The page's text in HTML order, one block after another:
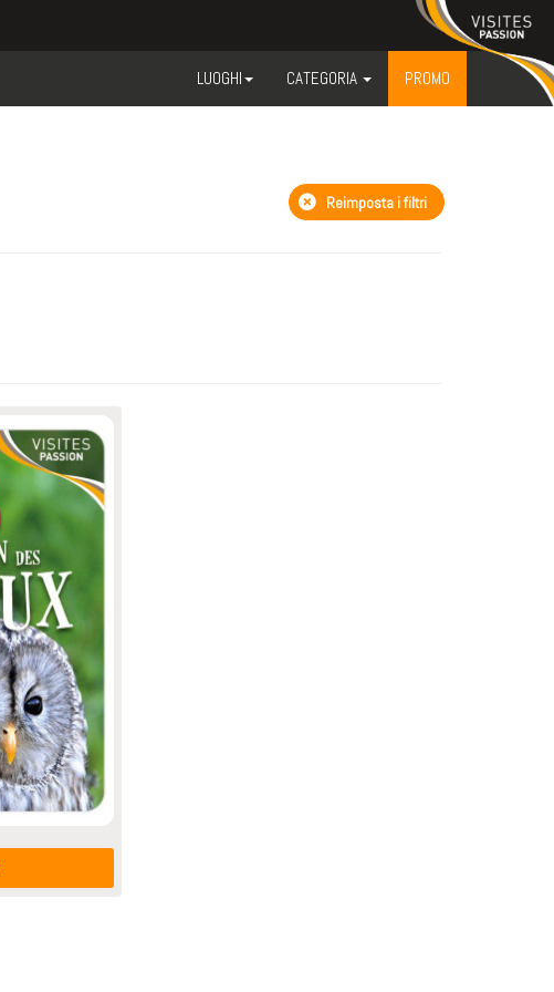
LUOGHI CATEGORIA PROMO
Reimposta i filtri